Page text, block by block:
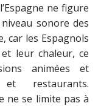
ne figure
sonore des
car les Espagnols
leur chaleur, ce
animées et
restaurants.
ne se limite pas à